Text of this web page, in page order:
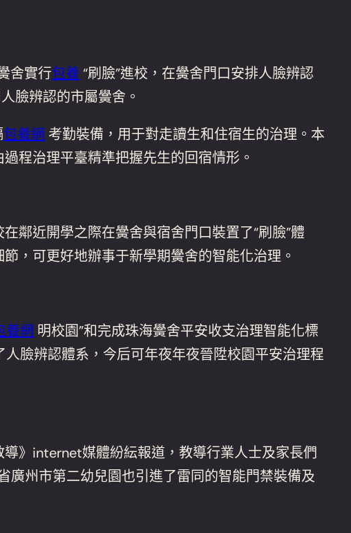
舍實行包養 “刷臉”進校，在黌舍門口安排人臉辨認
臉辨認的市屬黌舍。
包養網 考勤裝備，用于對走讀生和住宿生的治理。本
程治理平臺精準把握先生的回宿情形。
在鄰近開學之際在黌舍與宿舍門口裝置了“刷臉”體
，可更好地辦事于新學期黌舍的智能化治理。
養網 明校園”和完成珠海黌舍平安收支治理智能化標
臉辨認體系，今后可年夜年夜晉陞校園平安治理程
導》internet媒體紛紜報道，教導行業人士及家長們
廣州市第二幼兒園也引進了雷同的智能門禁裝備及